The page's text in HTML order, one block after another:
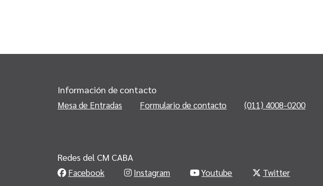
Información de contacto
Mesa de Entradas Formulario de contacto (011) 4008-0200
Redes del CM CABA
Facebook Instagram Youtube Twitter